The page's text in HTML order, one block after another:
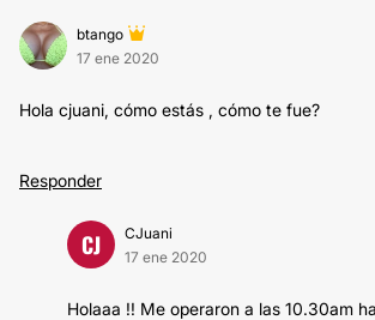
btango
17 ene 2020
Hola cjuani, cómo estás , cómo te fue?
Responder
CJ
CJuani
17 ene 2020
Holaaa !! Me operaron a las 10.30am